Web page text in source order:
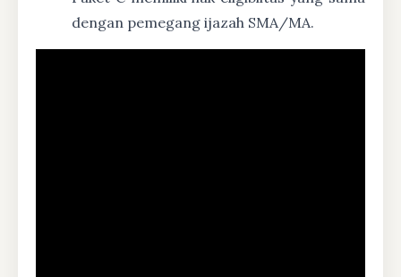
dengan pemegang ijazah SMA/MA.